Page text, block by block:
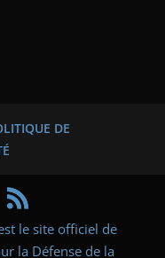
DE
le site officiel de
la Défense de la